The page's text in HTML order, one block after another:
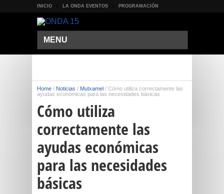
INICIO LA ONDA EVENTOS PROGRAMACIÓN
MENU
Home / Noticias / Mutxamel / Cómo utiliza correctamente las
ayudas económicas para las necesidades básicas
Cómo utiliza
correctamente las
ayudas económicas
para las necesidades
básicas